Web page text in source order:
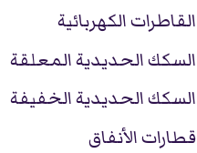
القاطرات الكهربائية
السكك الحديدية المعلقة
السكك الحديدية الخفيفة
قطارات الأنفاق